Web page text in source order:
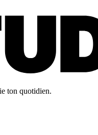
ton quotidien.